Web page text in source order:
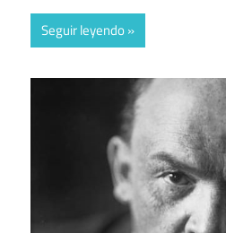
Seguir leyendo